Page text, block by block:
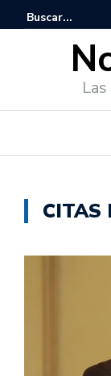
CITAS